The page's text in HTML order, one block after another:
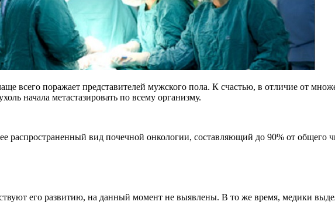
всего поражает представителей мужского пола. К счастью, в отличие от
начала метастазировать по всему организму.
распространенный вид почечной онкологии, составляющий до 90% от общего
его развитию, на данный момент не выявлены. В то же время, медики